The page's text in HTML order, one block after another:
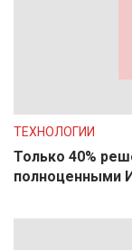
ТЕХНОЛОГИИ
Только 40%
полноценными